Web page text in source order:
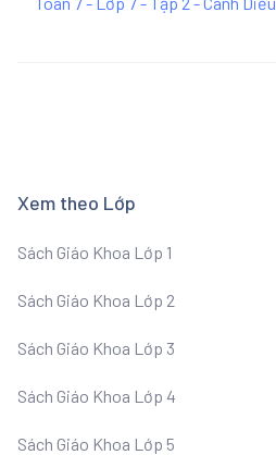
Xem theo Lớp
Sách Giáo Khoa Lớp 1
Sách Giáo Khoa Lớp 2
Sách Giáo Khoa Lớp 3
Sách Giáo Khoa Lớp 4
Sách Giáo Khoa Lớp 5